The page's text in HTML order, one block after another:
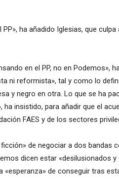
ha añadido Iglesias, que culpa
en el PP, no en Podemos»,
ni reformista», tal y como lo
y negro en otra. Lo que se ha
insistido, para añadir que el
FAES y de los sectores
de negociar a dos bandas
dicen estar «desilusionados
«esperanza» de conseguir tras